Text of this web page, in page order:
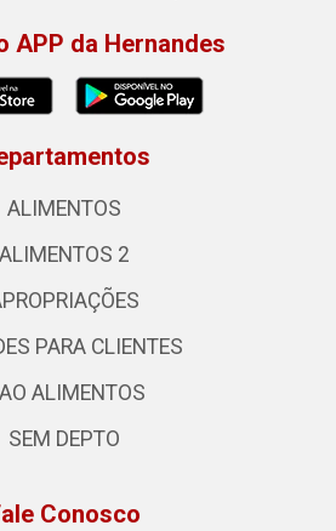
APP da Hernandes
ALIMENTOS
ALIMENTOS 2
PARA CLIENTES
ALIMENTOS
SEM DEPTO
Conosco